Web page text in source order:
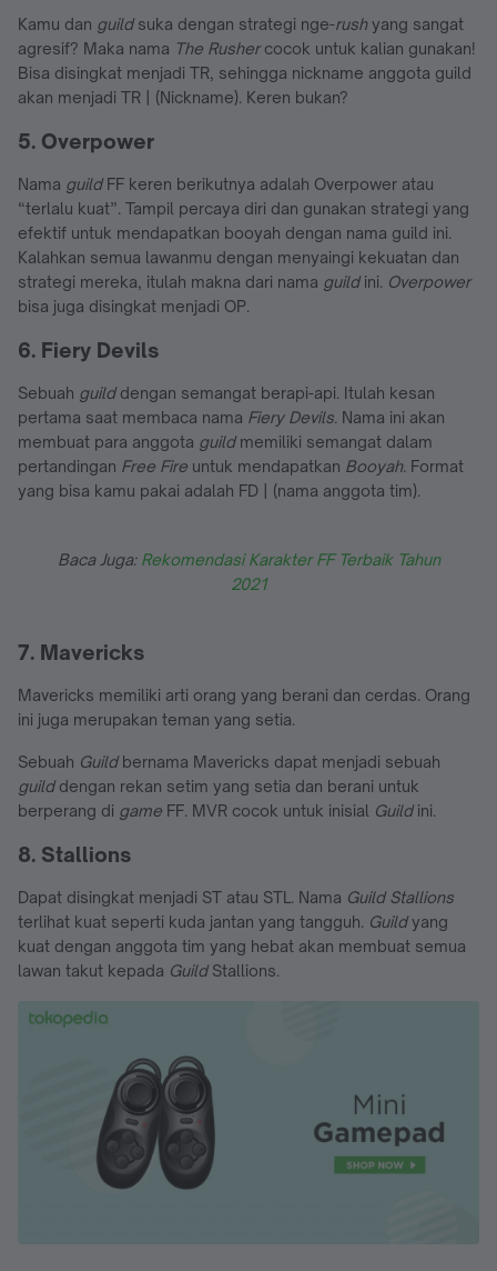
Kamu dan guild suka dengan strategi nge-rushyang sangat
agresif? Maka nama The Rushercocok untuk kalian gunakan!
Bisa disingkat menjadi TR, sehingga nickname anggota guild
akan menjadi TR | (Nickname). Keren bukan?
5. Overpower
Nama guildFF keren berikutnya adalah Overpower atau
“terlalu kuat”. Tampil percaya diri dan gunakan strategi yang
efektif untuk mendapatkan booyah dengan nama guild ini.
Kalahkan semua lawanmu dengan menyaingi kekuatan dan
strategi mereka, itulah makna dari nama guild ini. Overpower
bisa juga disingkat menjadi OP.
6. Fiery Devils
Sebuah guild dengan semangat berapi-api. Itulah kesan
pertama saat membaca nama Fiery Devils. Nama ini akan
membuat para anggota guildmemiliki semangat dalam
pertandingan Free Fire untuk mendapatkan Booyah. Format
yang bisa kamu pakai adalah FD | (nama anggota tim).
Baca Juga: Rekomendasi Karakter FF Terbaik Tahun
2021
7. Mavericks
Mavericks memiliki arti orang yang berani dan cerdas. Orang
ini juga merupakan teman yang setia.
Sebuah Guild bernama Mavericks dapat menjadi sebuah
guild dengan rekan setim yang setia dan berani untuk
berperang di game FF. MVR cocok untuk inisial Guild ini.
8. Stallions
Dapat disingkat menjadi ST atau STL. Nama Guild Stallions
terlihat kuat seperti kuda jantan yang tangguh. Guildyang
kuat dengan anggota tim yang hebat akan membuat semua
lawan takut kepada Guild Stallions.